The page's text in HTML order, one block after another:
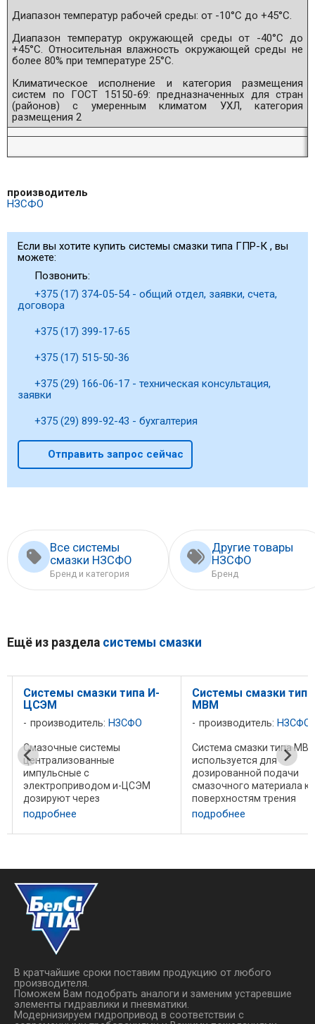
Диапазон температур рабочей среды: от -10°С до +45°С.
Диапазон температур окружающей среды от -40°С до
+45°С. Относительная влажность окружающей среды не
более 80% при температуре 25°С.
Климатическое исполнение и категория размещения
систем по ГОСТ 15150-69: предназначенных для стран
(районов) с умеренным климатом УХЛ, категория
размещения 2
производитель
НЗСФО
Если вы хотите купить системы смазки типа ГПР-К , вы
можете:
Позвонить:
+375 (17) 374-05-54 - общий отдел, заявки, счета,
договора
+375 (17) 399-17-65
+375 (17) 515-50-36
+375 (29) 166-06-17 - техническая консультация,
заявки
+375 (29) 899-92-43 - бухгалтерия
Отправить запрос сейчас
Все системы
смазки НЗСФО
Бренд и категория
Другие товары
НЗСФО
Бренд
Ещё из раздела системы смазки
Системы смазки типа И-
ЦСЭМ
производитель: НЗСФО
Смазочные системы
централизованные
импульсные с
электроприводом и-ЦСЭМ
дозируют через
определенные временные
смазочного материала к
машин и механизмов. Смазка ...
подробнее
Системы смазки типа
МВМ
производитель: НЗСФО
Система смазки типа
используется для
дозированной подачи
смазочного материала к
поверхностям трения
цилиндров
Максимальное
подробнее
В кратчайшие сроки поставим продукцию от любого
производителя.
Поможем Вам подобрать аналоги и заменим устаревшие
элементы гидравлики и пневматики.
Модернизируем гидропривод в соответствии с